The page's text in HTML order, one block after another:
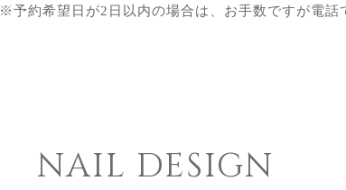
※予約希望日が2日以内の場合は、お手数ですが電話
NAIL DESIGN